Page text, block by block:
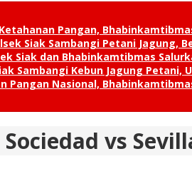
Pangan,
Siak Sambangi Petani Jagung,
Siak dan Bhabinkamtibmas
Sambangi Kebun Jagung
Pangan Nasional,
vs